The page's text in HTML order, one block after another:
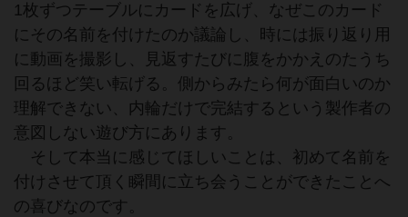
1枚ずつテーブルにカードを広げ、なぜこのカード
にその名前を付けたのか議論し、時には振り返り用
に動画を撮影し、見返すたびに腹をかかえのたうち
回るほど笑い転げる。側からみたら何が面白いのか
理解できない、内輪だけで完結するという製作者の
意図しない遊び方にあります。
そして本当に感じてほしいことは、初めて名前を
付けさせて頂く瞬間に立ち会うことができたことへ
の喜びなのです。